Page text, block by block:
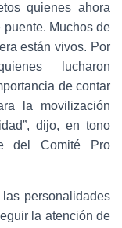
quienes ahora
Muchos de
están vivos. Por
lucharon
de contar
la movilización
dijo, en tono
del Comité Pro
personalidades
la atención de